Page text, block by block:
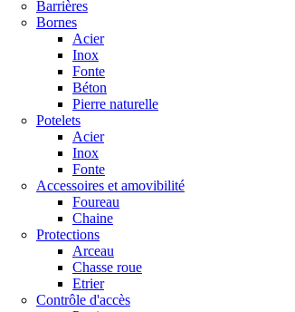
Barrières
Bornes
Acier
Inox
Fonte
Béton
Pierre naturelle
Potelets
Acier
Inox
Fonte
Accessoires et amovibilité
Foureau
Chaine
Protections
Arceau
Chasse roue
Etrier
Contrôle d'accès